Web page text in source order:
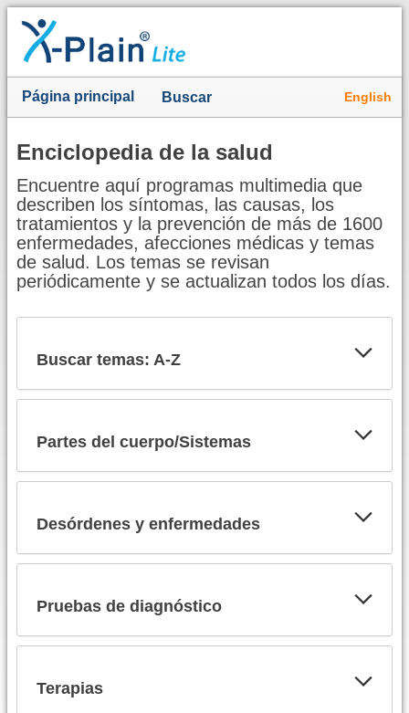
Página principal Buscar English
Enciclopedia de la salud
Encuentre aquí programas multimedia que
describen los síntomas, las causas, los
tratamientos y la prevención de más de 1600
enfermedades, afecciones médicas y temas
de salud. Los temas se revisan
periódicamente y se actualizan todos los días.
Buscar temas: A-Z
Partes del cuerpo/Sistemas
Desórdenes y enfermedades
Pruebas de diagnóstico
Terapias